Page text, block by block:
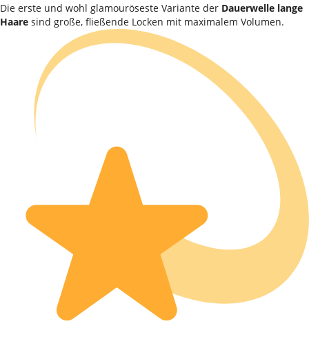
Die erste und wohl glamouröseste Variante der Dauerwelle lange
Haare sind große, fließende Locken mit maximalem Volumen.